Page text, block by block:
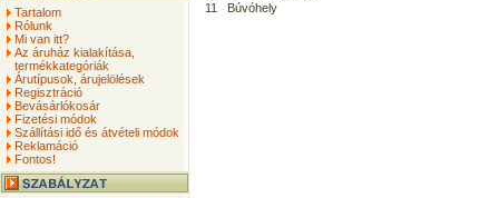
Tartalom
Rólunk
Mi van itt?
Az áruház kialakítása,
termékkategóriák
Árutípusok, árujelölések
Regisztráció
Bevásárlókosár
Fizetési módok
Szállítási idő és átvételi módok
Reklamáció
Fontos!
11
Búvóhely